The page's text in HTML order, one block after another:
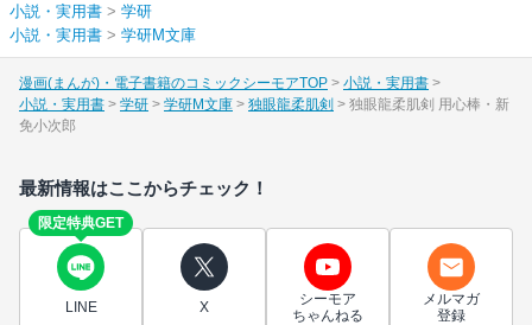
小説・実用書 > 学研
小説・実用書 > 学研M文庫
漫画(まんが)・電子書籍のコミックシーモアTOP
小説・実用書
小説・実用書
学研 学研M文庫 独眼龍柔肌剣
独眼龍柔肌剣 用心棒・新
免小次郎
最新情報はここからチェック！
限定特典GET
LINE X
シーモア
ちゃんねる
メルマガ
登録